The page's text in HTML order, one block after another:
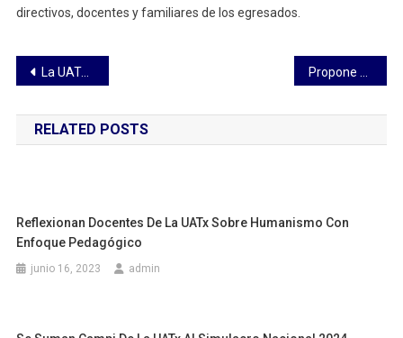
directivos, docentes y familiares de los egresados.
Navegación
de
entradas
La UATx es una gran plataforma en la ciencia del derecho: Rector Propone diputada Marcela González Castillo expedir la Ley para la Prestación de Servicios de Agua Potable y Saneamiento del Estado de Tlaxcala
RELATED POSTS
Reflexionan Docentes De La UATx Sobre Humanismo Con
Enfoque Pedagógico
junio 16, 2023 admin